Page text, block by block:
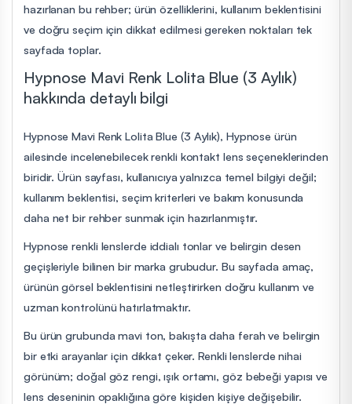
hazırlanan bu rehber; ürün özelliklerini, kullanım beklentisini
ve doğru seçim için dikkat edilmesi gereken noktaları tek
sayfada toplar.
Hypnose Mavi Renk Lolita Blue (3 Aylık)
hakkında detaylı bilgi
Hypnose Mavi Renk Lolita Blue (3 Aylık), Hypnose ürün
ailesinde incelenebilecek renkli kontakt lens seçeneklerinden
biridir. Ürün sayfası, kullanıcıya yalnızca temel bilgiyi değil;
kullanım beklentisi, seçim kriterleri ve bakım konusunda
daha net bir rehber sunmak için hazırlanmıştır.
Hypnose renkli lenslerde iddialı tonlar ve belirgin desen
geçişleriyle bilinen bir marka grubudur. Bu sayfada amaç,
ürünün görsel beklentisini netleştirirken doğru kullanım ve
uzman kontrolünü hatırlatmaktır.
Bu ürün grubunda mavi ton, bakışta daha ferah ve belirgin
bir etki arayanlar için dikkat çeker. Renkli lenslerde nihai
görünüm; doğal göz rengi, ışık ortamı, göz bebeği yapısı ve
lens deseninin opaklığına göre kişiden kişiye değişebilir.